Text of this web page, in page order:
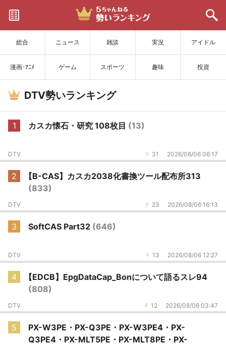
総合 ニュース 雑談 実況 アイドル
漫画･ｱﾆﾒ ゲーム スポーツ 趣味 投資
サイトを更新
DTV勢いランキング
1 カスカ懐石・研究 108枚目 (13)
31 2026/08/06 06:17
DTV
2
【B-CAS】カスカ2038化書換ツール配布所313
(833)
23 2026/08/06 16:13
DTV
3 SoftCAS Part32 (646)
13 2026/08/06 12:27
DTV
4
【EDCB】EpgDataCap_Bonについて語るスレ94
(808)
12 2026/08/06 03:47
DTV
5
PX-W3PE・PX-Q3PE・PX-W3PE4・PX-
Q3PE4・PX-MLT5PE・PX-MLT8PE・PX-